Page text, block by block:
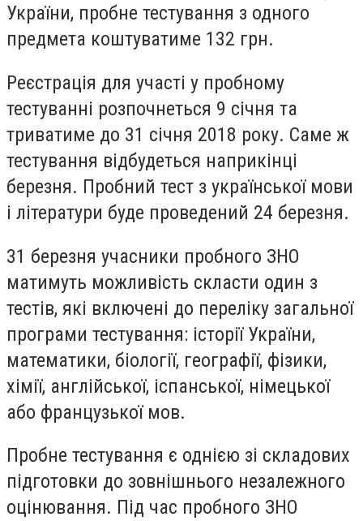
України, пробне тестування з одного
предмета коштуватиме 132 грн.
Реєстрація для участі у пробному
тестуванні розпочнеться 9 січня та
триватиме до 31 січня 2018 року. Саме ж
тестування відбудеться наприкінці
березня. Пробний тест з української мови
і літератури буде проведений 24 березня.
31 березня учасники пробного ЗНО
матимуть можливість скласти один з
тестів, які включені до переліку загальної
програми тестування: історії України,
математики, біології, географії, фізики,
хімії, англійської, іспанської, німецької
або французької мов.
Пробне тестування є однією зі складових
підготовки до зовнішнього незалежного
оцінювання. Під час пробного ЗНО